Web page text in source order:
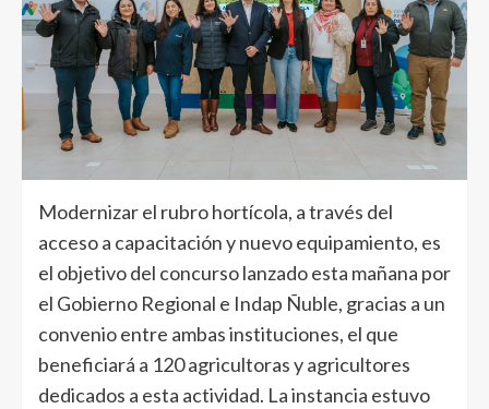
Modernizar el rubro hortícola, a través del
acceso a capacitación y nuevo equipamiento, es
el objetivo del concurso lanzado esta mañana por
el Gobierno Regional e Indap Ñuble, gracias a un
convenio entre ambas instituciones, el que
beneficiará a 120 agricultoras y agricultores
dedicados a esta actividad. La instancia estuvo